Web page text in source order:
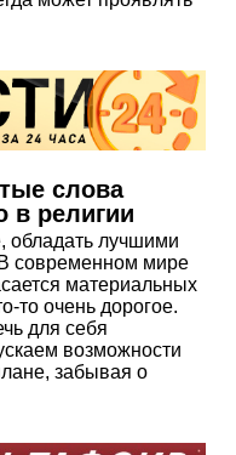
слова
в религии
обладать лучшими
современном мире
материальных
то очень дорогое.
для себя
возможности
забывая о